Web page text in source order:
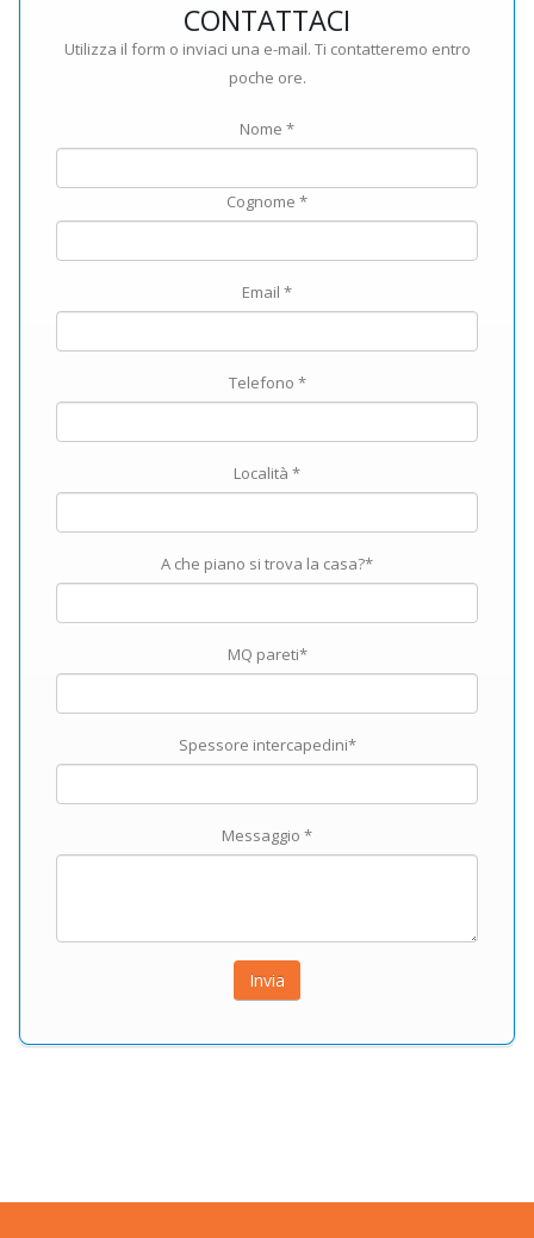
CONTATTACI
Utilizza il form o inviaci una e-mail. Ti contatteremo entro
poche ore.
Nome *
Cognome *
Email *
Telefono *
Località *
A che piano si trova la casa?*
MQ pareti*
Spessore intercapedini*
Messaggio *